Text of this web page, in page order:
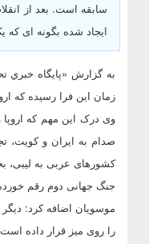
ایجاد شده بگونه ای که
به گزارش «پايگاه خبري
زمان این فرا رسیده که
وی درک این مهم که اروپا
صدام به ایران و کویت،
کشورهای عربی به لیبی،
جنگ جهانی دوم رقم
موسویان اضافه کرد:
را روی میز قرار داده است